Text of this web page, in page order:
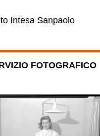
Intesa Sanpaolo
FOTOGRAFICO